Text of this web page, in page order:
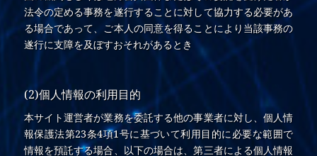
法令の定める事務を遂行することに対して協力する必要があ
る場合であって、ご本人の同意を得ることにより当該事務の
遂行に支障を及ぼすおそれがあるとき
(2)個人情報の利用目的
本サイト運営者が業務を委託する他の事業者に対し、個人情
報保護法第23条4項1号に基づいて利用目的に必要な範囲で
情報を預託する場合、以下の場合は、第三者による個人情報